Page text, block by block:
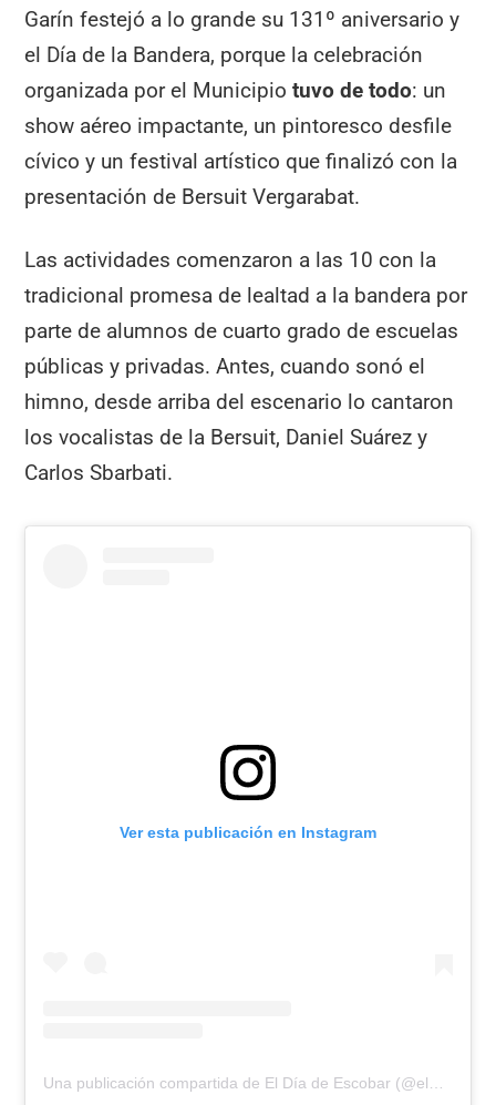
Garín festejó a lo grande su 131º aniversario y
el Día de la Bandera, porque la celebración
organizada por el Municipio tuvo de todo: un
show aéreo impactante, un pintoresco desfile
cívico y un festival artístico que finalizó con la
presentación de Bersuit Vergarabat.
Las actividades comenzaron a las 10 con la
tradicional promesa de lealtad a la bandera por
parte de alumnos de cuarto grado de escuelas
públicas y privadas. Antes, cuando sonó el
himno, desde arriba del escenario lo cantaron
los vocalistas de la Bersuit, Daniel Suárez y
Carlos Sbarbati.
Ver esta publicación en Instagram
Una publicación compartida de El Día de Escobar (@eldiadeescobar)